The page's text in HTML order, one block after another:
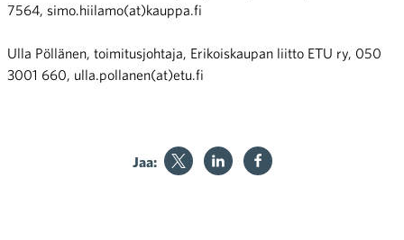
7564, simo.hiilamo(at)kauppa.fi
Ulla Pöllänen, toimitusjohtaja, Erikoiskaupan liitto ETU ry, 050
3001 660, ulla.pollanen(at)etu.fi
Jaa: